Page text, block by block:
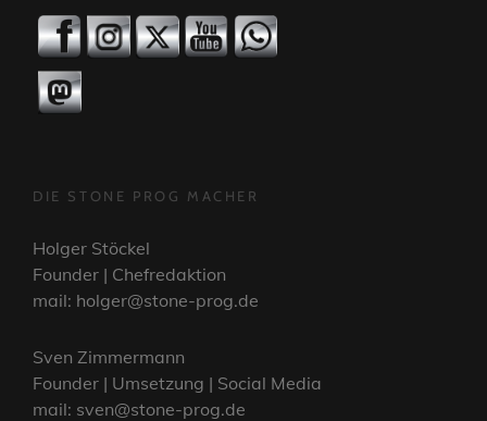
DIE STONE PROG MACHER
Holger Stöckel
Founder | Chefredaktion
mail: holger@stone-prog.de
Sven Zimmermann
Founder | Umsetzung | Social Media
mail: sven@stone-prog.de